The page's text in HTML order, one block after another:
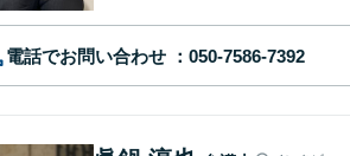
電話でお問い合わせ